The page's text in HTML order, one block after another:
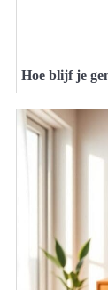
Hoe blijf je